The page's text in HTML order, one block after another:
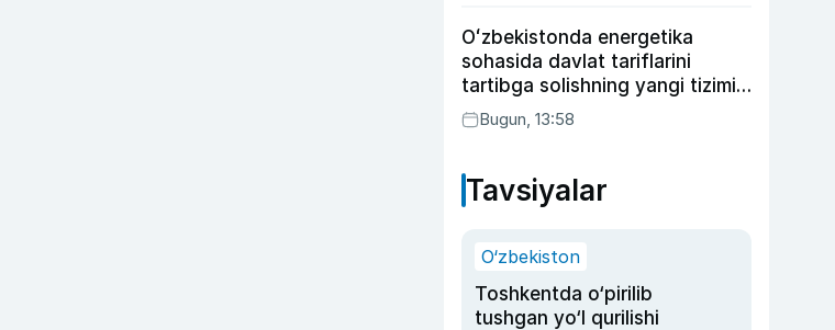
Oʻzbekistonda energetika
sohasida davlat tariflarini
tartibga solishning yangi tizimi
joriy etildi
Bugun, 13:58
Tavsiyalar
O‘zbekiston
Toshkentda o‘pirilib
tushgan yo‘l qurilishi